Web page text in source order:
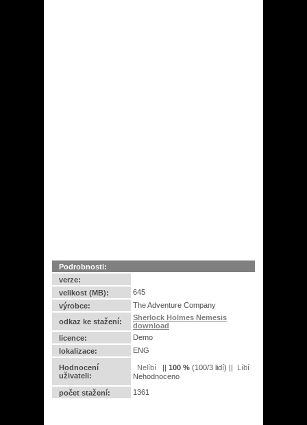
Podrobnosti:
verze:
velikost (MB):
645
výrobce:
The Adventure Company
odkaz ke stažení:
Sherlock Holmes Nemesis
download
licence:
Demo
lokalizace:
ENG
Hodnocení
uživateli:
|| 100 % (100/3 lidí) ||
Nehodnoceno
počet stažení:
1361